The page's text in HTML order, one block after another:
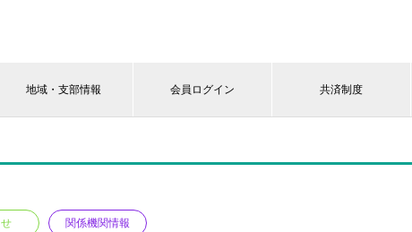
地域・支部情報 会員ログイン 共済制度
関係機関情報